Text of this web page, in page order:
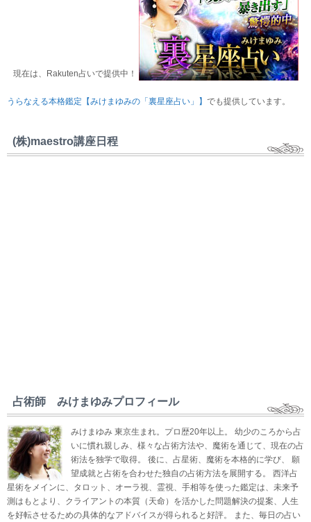
現在は、Rakuten占いで提供中！
うらなえる本格鑑定【みけまゆみの「裏星座占い」】 でも提供しています。
(株)maestro講座日程
占術師 みけまゆみプロフィール
みけまゆみ 東京生まれ。プロ歴20年以上。 幼少のころから占
いに慣れ親しみ、様々な占術方法や、魔術を通じて、現在の占
術法を独学で取得。 後に、占星術、魔術を本格的に学び、 願
望成就と占術を合わせた独自の占術方法を展開する。 西洋占
星術をメインに、タロット、オーラ視、霊視、手相等を使った鑑定は、未来予
測はもとより、クライアントの本質（天命）を活かした問題解決の提案、人生
を好転させるための具体的なアドバイスが得られると好評。 また、毎日の占い